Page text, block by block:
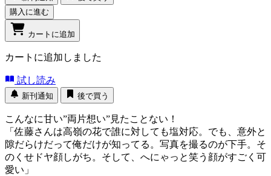
購入に進む
カートに追加
カートに追加しました
試し読み
新刊通知 後で買う
こんなに甘い”両片想い”見たことない！
「佐藤さんは高嶺の花で誰に対しても塩対応。でも、意外と
隙だらけだって俺だけが知ってる。写真を撮るのが下手。そ
のくせドヤ顔しがち。そして、へにゃっと笑う顔がすごく可
愛い」